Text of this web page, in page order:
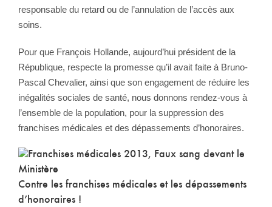
responsable du retard ou de l’annulation de l’accès aux
soins.
Pour que François Hollande, aujourd’hui président de la
République, respecte la promesse qu’il avait faite à Bruno-
Pascal Chevalier, ainsi que son engagement de réduire les
inégalités sociales de santé, nous donnons rendez-vous à
l’ensemble de la population, pour la suppression des
franchises médicales et des dépassements d’honoraires.
Contre les franchises médicales et les dépassements
d’honoraires !